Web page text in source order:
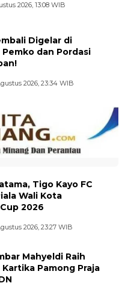
2026, 13:08 WIB
Digelar di
dan Pordasi
2026, 23:34 WIB
Tigo Kayo FC
Wali Kota
2026
2026, 23:27 WIB
Mahyeldi Raih
Pamong Praja